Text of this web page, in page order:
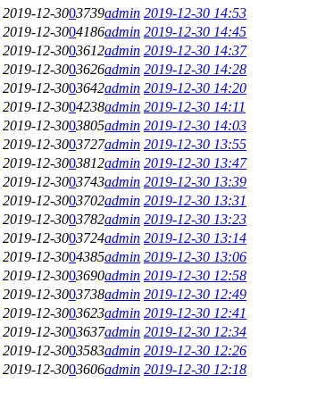
2019-12-3003739admin 2019-12-30 14:53
2019-12-3004186admin 2019-12-30 14:45
2019-12-3003612admin 2019-12-30 14:37
2019-12-3003626admin 2019-12-30 14:28
2019-12-3003642admin 2019-12-30 14:20
2019-12-3004238admin 2019-12-30 14:11
2019-12-3003805admin 2019-12-30 14:03
2019-12-3003727admin 2019-12-30 13:55
2019-12-3003812admin 2019-12-30 13:47
2019-12-3003743admin 2019-12-30 13:39
2019-12-3003702admin 2019-12-30 13:31
2019-12-3003782admin 2019-12-30 13:23
2019-12-3003724admin 2019-12-30 13:14
2019-12-3004385admin 2019-12-30 13:06
2019-12-3003690admin 2019-12-30 12:58
2019-12-3003738admin 2019-12-30 12:49
2019-12-3003623admin 2019-12-30 12:41
2019-12-3003637admin 2019-12-30 12:34
2019-12-3003583admin 2019-12-30 12:26
2019-12-3003606admin 2019-12-30 12:18